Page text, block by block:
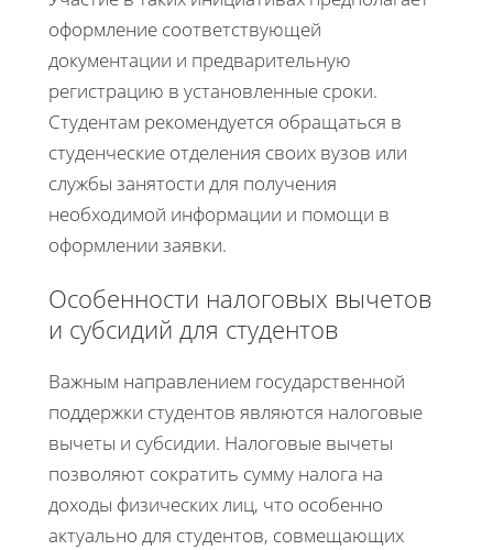
оформление соответствующей
документации и предварительную
регистрацию в установленные сроки.
Студентам рекомендуется обращаться в
студенческие отделения своих вузов или
службы занятости для получения
необходимой информации и помощи в
оформлении заявки.
Особенности налоговых вычетов
и субсидий для студентов
Важным направлением государственной
поддержки студентов являются налоговые
вычеты и субсидии. Налоговые вычеты
позволяют сократить сумму налога на
доходы физических лиц, что особенно
актуально для студентов, совмещающих